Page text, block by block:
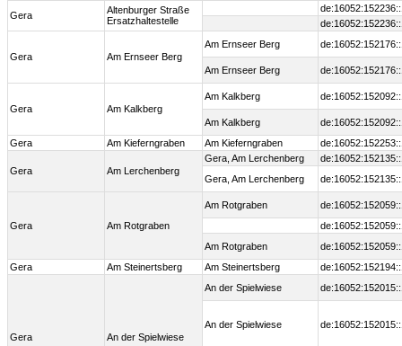
Gera
Altenburger Straße
Ersatzhaltestelle
Gera Am Ernseer Berg
Am Ernseer Berg
Am Ernseer Berg
Gera Am Kalkberg
Am Kalkberg
Am Kalkberg
Gera
Am Kieferngraben Am Kieferngraben
Gera Am Lerchenberg
Gera, Am Lerchenberg
Gera, Am Lerchenberg
Gera Am Rotgraben
Am Rotgraben
Am Rotgraben
Gera
Am Steinertsberg Am Steinertsberg
Gera An der Spielwiese
An der Spielwiese
An der Spielwiese